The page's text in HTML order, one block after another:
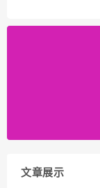
文章展示